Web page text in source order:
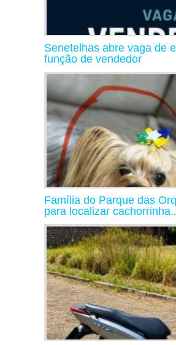
Senetelhas abre vaga de
função de vendedor
Família do Parque das
para localizar